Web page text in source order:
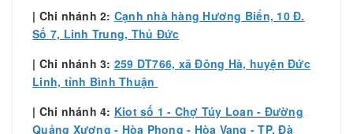
| Chi nhánh 2: Cạnh nhà hàng Hương Biển, 10 Đ.
Số 7, Linh Trung, Thủ Đức
| Chi nhánh 3: 259 DT766, xã Đông Hà, huyện Đức
Linh, tỉnh Bình Thuận
| Chi nhánh 4: Kiot số 1 - Chợ Túy Loan - Đường
Quảng Xương - Hòa Phong - Hòa Vang - TP. Đà